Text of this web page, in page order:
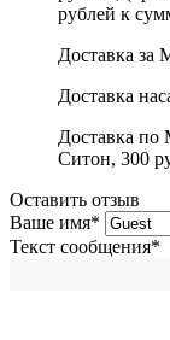
рублей к
Доставка за
Доставка
Доставка
Ситон, 300
Оставить отзыв
Ваше имя*
Текст сообщения*